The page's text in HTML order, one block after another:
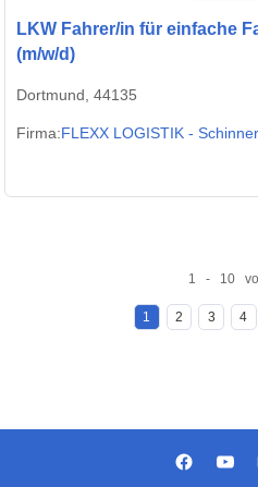
LKW Fahrer/in für einfache
(m/w/d)
Dortmund, 44135
Firma:FLEXX LOGISTIK -
1 - 10
1 2 3 4